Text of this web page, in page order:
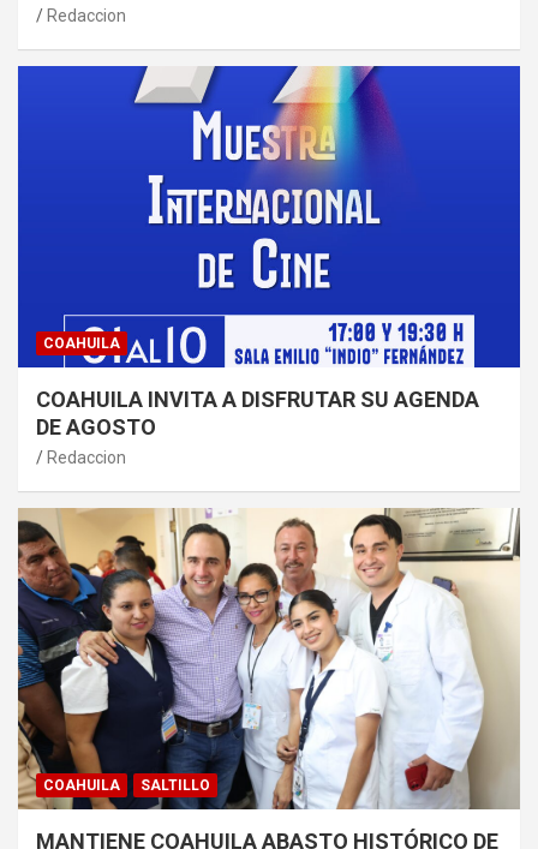
Redaccion
COAHUILA
COAHUILA INVITA A DISFRUTAR SU AGENDA
DE AGOSTO
Redaccion
COAHUILA SALTILLO
MANTIENE COAHUILA ABASTO HISTÓRICO DE